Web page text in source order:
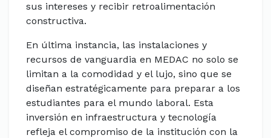
sus intereses y recibir retroalimentación
constructiva.
En última instancia, las instalaciones y
recursos de vanguardia en MEDAC no solo se
limitan a la comodidad y el lujo, sino que se
diseñan estratégicamente para preparar a los
estudiantes para el mundo laboral. Esta
inversión en infraestructura y tecnología
refleja el compromiso de la institución con la